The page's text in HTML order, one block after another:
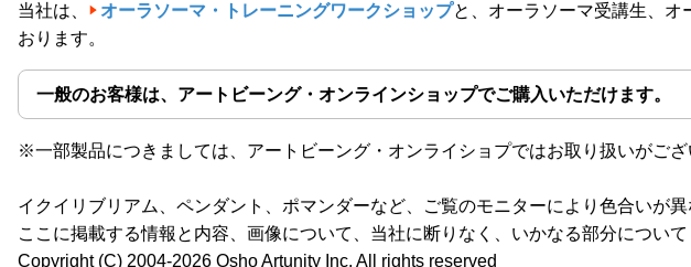
当社は、 オーラソーマ・トレーニングワークショップと、オーラソーマ受講生、オ
おります。
一般のお客様は、アートビーング・オンラインショップでご購入いただけます。
※一部製品につきましては、アートビーング・オンライショプではお取り扱いがござ
イクイリブリアム、ペンダント、ポマンダーなど、ご覧のモニターにより色合いが異
ここに掲載する情報と内容、画像について、当社に断りなく、いかなる部分につい
Copyright (C) 2004-2026 Osho Artunity Inc. All rights reserved